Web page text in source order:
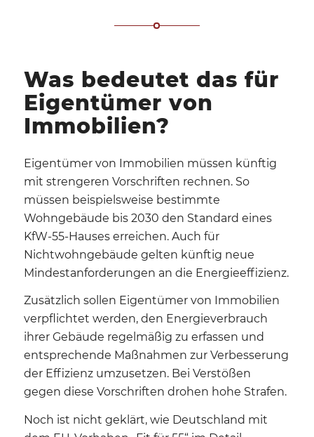
Was bedeutet das für
Eigentümer von
Immobilien?
Eigentümer von Immobilien müssen künftig
mit strengeren Vorschriften rechnen. So
müssen beispielsweise bestimmte
Wohngebäude bis 2030 den Standard eines
KfW-55-Hauses erreichen. Auch für
Nichtwohngebäude gelten künftig neue
Mindestanforderungen an die Energieeffizienz.
Zusätzlich sollen Eigentümer von Immobilien
verpflichtet werden, den Energieverbrauch
ihrer Gebäude regelmäßig zu erfassen und
entsprechende Maßnahmen zur Verbesserung
der Effizienz umzusetzen. Bei Verstößen
gegen diese Vorschriften drohen hohe Strafen.
Noch ist nicht geklärt, wie Deutschland mit